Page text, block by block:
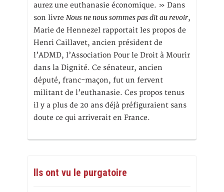
aurez une euthanasie économique. » Dans
son livre Nous ne nous sommes pas dit au revoir,
Marie de Hennezel rapportait les propos de
Henri Caillavet, ancien président de
l’ADMD, l’Association Pour le Droit à Mourir
dans la Dignité. Ce sénateur, ancien
député, franc-maçon, fut un fervent
militant de l’euthanasie. Ces propos tenus
il y a plus de 20 ans déjà préfiguraient sans
doute ce qui arriverait en France.
Ils ont vu le purgatoire